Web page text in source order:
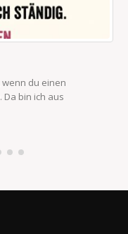
wenn du einen
bin ich aus